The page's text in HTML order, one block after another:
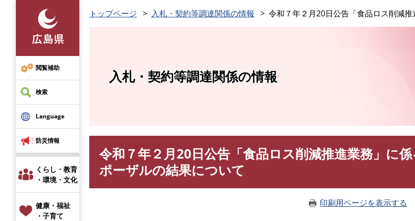
先
頭
で
す
閲覧補助
検索
Language
防災情報
くらし・教育
・環境・文化
健康・福祉
・子育て
トップページ 入札・契約等調達関係の情報 令和７年２月20日公告「食品ロス削減
入札・契約等調達関係の情報
令和７年２月20日公告「食品ロス削減推進業務」に
ポーザルの結果について
印刷用ページを表示する